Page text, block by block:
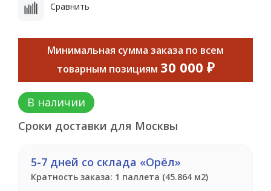
Сравнить
Минимальная сумма заказа по всем
товарным позициям 30 000 ₽
В наличии
Сроки доставки для Москвы
5-7 дней со склада «Орёл»
Кратность заказа: 1 паллета (45.864 м2)